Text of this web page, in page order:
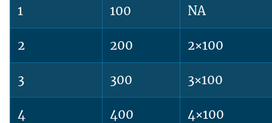
1 100 NA
2 200 2×100
3 300 3×100
4 400 4×100